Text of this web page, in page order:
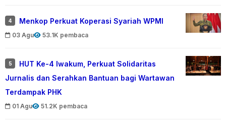
4 Menkop Perkuat Koperasi Syariah WPMI
03 Agu 53.1K pembaca
5
HUT Ke-4 Iwakum, Perkuat Solidaritas
Jurnalis dan Serahkan Bantuan bagi Wartawan
Terdampak PHK
01 Agu 51.2K pembaca